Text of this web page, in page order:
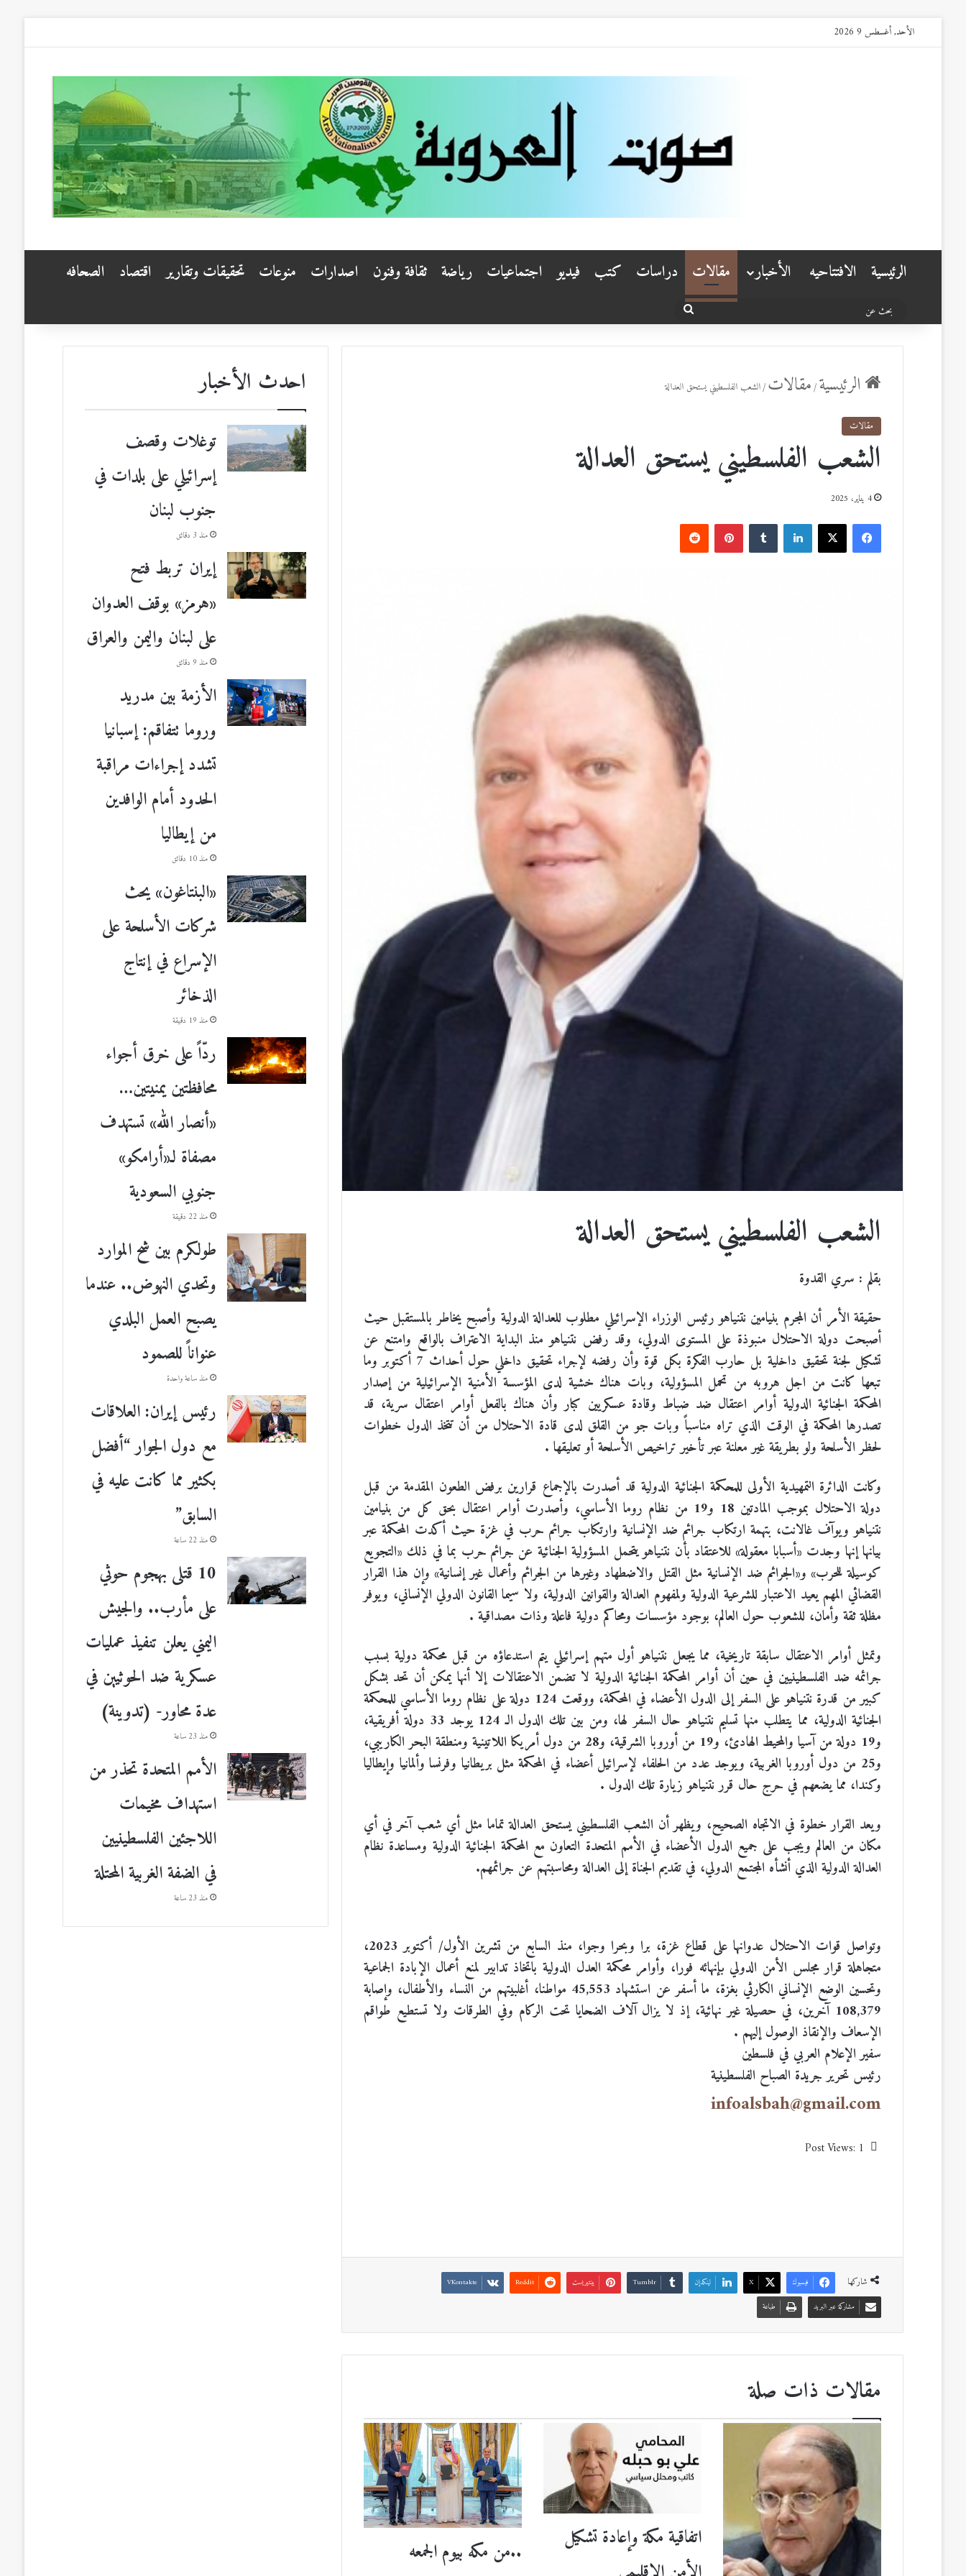
الأحد, أغسطس 9 2026
الرئيسية الافتتاحيه الأخبار مقالات دراسات كتب فيديو اجتماعيات رياضة ثقافة وفنون اصدارات منوعات تحقيقات وتقارير اقتصاد الصحافه
بحث
الرئيسية/مقالات/الشعب الفلسطيني يستحق العدالة
مقالات
الشعب الفلسطيني يستحق العدالة
4 يناير، 2025
س
ت
d
d
i
t
الشعب الفلسطيني يستحق العدالة
بقلم : سري القدوة
حقيقة الأمر أن المجرم بنيامين نتنياهو رئيس الوزراء الإسرائيلي مطلوب للعدالة الدولية وأصبح يخاطر بالمستقبل حيث
أصبحت دولة الاحتلال منبوذة على المستوى الدولي، وقد رفض نتنياهو منذ البداية الاعتراف بالواقع وامتنع عن
تشكيل لجنة تحقيق داخلية بل حارب الفكرة بكل قوة وأن رفضه لإجراء تحقيق داخلي حول أحداث 7 أكتوبر وما
تبعها كانت من اجل هروبه من تحمل المسؤولية، وبات هناك خشية لدى المؤسسة الأمنية الإسرائيلية من إصدار
المحكمة الجنائية الدولية أوامر اعتقال ضد ضباط وقادة عسكريين كبار وأن هناك بالفعل أوامر اعتقال سرية، قد
تصدرها المحكمة في الوقت الذي تراه مناسباً وبات جو من القلق لدى قادة الاحتلال من أن تتخذ الدول خطوات
لحظر الأسلحة ولو بطريقة غير معلنة عبر تأخير تراخيص الأسلحة أو تعليقها .
وكانت الدائرة التمهيدية الأولى للمحكمة الجنائية الدولية قد أصدرت بالإجماع قرارين برفض الطعون المقدمة من قبل
دولة الاحتلال بموجب المادتين 18 و19 من نظام روما الأساسي، وأصدرت أوامر اعتقال بحق كل من بنيامين
نتنياهو ويوآف غالانت، بتهمة ارتكاب جرائم ضد الإنسانية وارتكاب جرائم حرب في غزة حيث أكدت المحكمة عبر
بيانها إنها وجدت «أسبابا معقولة» للاعتقاد بأن نتنياهو يتحمل المسؤولية الجنائية عن جرائم حرب بما في ذلك «التجويع
كوسيلة للحرب» و«الجرائم ضد الإنسانية مثل القتل والاضطهاد وغيرها من الجرائم وأعمال غير إنسانية» وإن هذا القرار
القضائي المهم يعيد الاعتبار للشرعية الدولية ولمفهوم العدالة والقوانين الدولية، ولا سيما القانون الدولي الإنساني، ويوفر
مظلة ثقة وأمان، للشعوب حول العالم، بوجود مؤسسات ومحاكم دولية فاعلة وذات مصداقية .
وتمثل أوامر الاعتقال سابقة تاريخية، مما يجعل نتنياهو أول متهم إسرائيلي يتم استدعاؤه من قبل محكمة دولية بسبب
جرائمه ضد الفلسطينيين في حين أن أوامر المحكمة الجنائية الدولية لا تضمن الاعتقالات إلا أنها يمكن أن تحد بشكل
كبير من قدرة نتنياهو على السفر إلى الدول الأعضاء في المحكمة، ووقعت 124 دولة على نظام روما الأساسي للمحكمة
الجنائية الدولية، مما يتطلب منها تسليم نتنياهو حال السفر لها، ومن بين تلك الدول الـ 124 يوجد 33 دولة أفريقية،
و19 دولة من آسيا والمحيط الهادئ، و19 من أوروبا الشرقية، و28 من دول أمريكا اللاتينية ومنطقة البحر الكاريبي،
و25 من دول أوروبا الغربية، ويوجد عدد من الحلفاء لإسرائيل أعضاء في المحكمة مثل بريطانيا وفرنسا وألمانيا وإيطاليا
وكندا، مما يضعهم في حرج حال قرر نتنياهو زيارة تلك الدول .
ويعد القرار خطوة في الاتجاه الصحيح، ويظهر أن الشعب الفلسطيني يستحق العدالة تماما مثل أي شعب آخر في أي
مكان من العالم ويجب على جميع الدول الأعضاء في الأمم المتحدة التعاون مع المحكمة الجنائية الدولية ومساعدة نظام
العدالة الدولية الذي أنشأه المجتمع الدولي، في تقديم الجناة إلى العدالة ومحاسبتهم عن جرائمهم.
وتواصل قوات الاحتلال عدوانها على قطاع غزة، برا وبحرا وجوا، منذ السابع من تشرين الأول/ أكتوبر 2023،
متجاهلة قرار مجلس الأمن الدولي بإنهائه فورا، وأوامر محكمة العدل الدولية باتخاذ تدابير لمنع أعمال الإبادة الجماعية
وتحسين الوضع الإنساني الكارثي بغزة، ما أسفر عن استشهاد 45,553 مواطنا، أغلبيتهم من النساء والأطفال، وإصابة
108,379 آخرين، في حصيلة غير نهائية، إذ لا يزال آلاف الضحايا تحت الركام وفي الطرقات ولا تستطيع طواقم
الإسعاف والإنقاذ الوصول إليهم .
سفير الإعلام العربي في فلسطين
رئيس تحرير جريدة الصباح الفلسطينية
infoalsbah@gmail.com
Post Views: 1
شاركها فيسبوك ‫X لينكدإن بينتيريست
مشاركة عبر البريد
طباعة
مقالات ذات صلة
اتفاقية مكة وإعادة تشكيل
..من مكه بيوم الجمعه
احدث الأخبار
توغلات وقصف
إسرائيلي على بلدات في
جنوب لبنان
منذ 3 دقائق
إيران تربط فتح
«هرمز» بوقف العدوان
على لبنان واليمن والعراق
منذ 9 دقائق
الأزمة بين مدريد
وروما تتفاقم: إسبانيا
تشدد إجراءات مراقبة
الحدود أمام الوافدين
من إيطاليا
منذ 10 دقائق
«البنتاغون» يحث
شركات الأسلحة على
الإسراع في إنتاج
الذخائر
منذ 19 دقيقة
ردّاً على خرق أجواء
محافظتين يمنيتين…
«أنصار الله» تستهدف
مصفاة لـ«أرامكو»
جنوبي السعودية
منذ 22 دقيقة
طولكرم بين شح الموارد
وتحدي النهوض.. عندما
يصبح العمل البلدي
عنواناً للصمود
منذ ساعة واحدة
رئيس إيران: العلاقات
مع دول الجوار “أفضل
بكثير مما كانت عليه في
السابق”
منذ 22 ساعة
10 قتلى بهجوم حوثي
على مأرب.. والجيش
اليمني يعلن تنفيذ عمليات
عسكرية ضد الحوثيين في
عدة محاور- (تدوينة)
منذ 23 ساعة
الأمم المتحدة تحذر من
استهداف مخيمات
اللاجئين الفلسطينيين
في الضفة الغربية المحتلة
منذ 23 ساعة